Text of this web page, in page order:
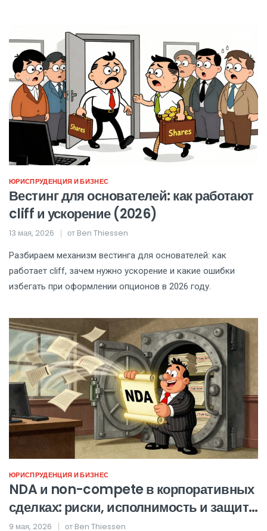
ЮРИСПРУДЕНЦИЯ И БИЗНЕС
Вестинг для основателей: как работают
cliff и ускорение (2026)
13 мая, 2026 от Ben Thiessen
Разбираем механизм вестинга для основателей: как
работает cliff, зачем нужно ускорение и какие ошибки
избегать при оформлении опционов в 2026 году.
ЮРИСПРУДЕНЦИЯ И БИЗНЕС
NDA и non-compete в корпоративных
сделках: риски, исполнимость и защита
активов
9 мая, 2026 от Ben Thiessen